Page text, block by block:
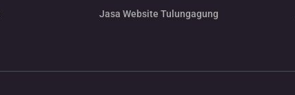
Jasa Website Tulungagung